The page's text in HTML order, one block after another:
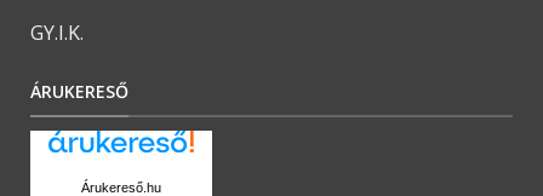
GY.I.K.
ÁRUKERESŐ
Árukereső.hu